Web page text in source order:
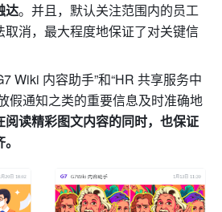
达。并且，默认关注范围内的员工
取消，最大程度地保证了对关键信
Wiki 内容助手”和“HR 共享服务中
假通知之类的重要信息及时准确地
阅读精彩图文内容的同时，也保证